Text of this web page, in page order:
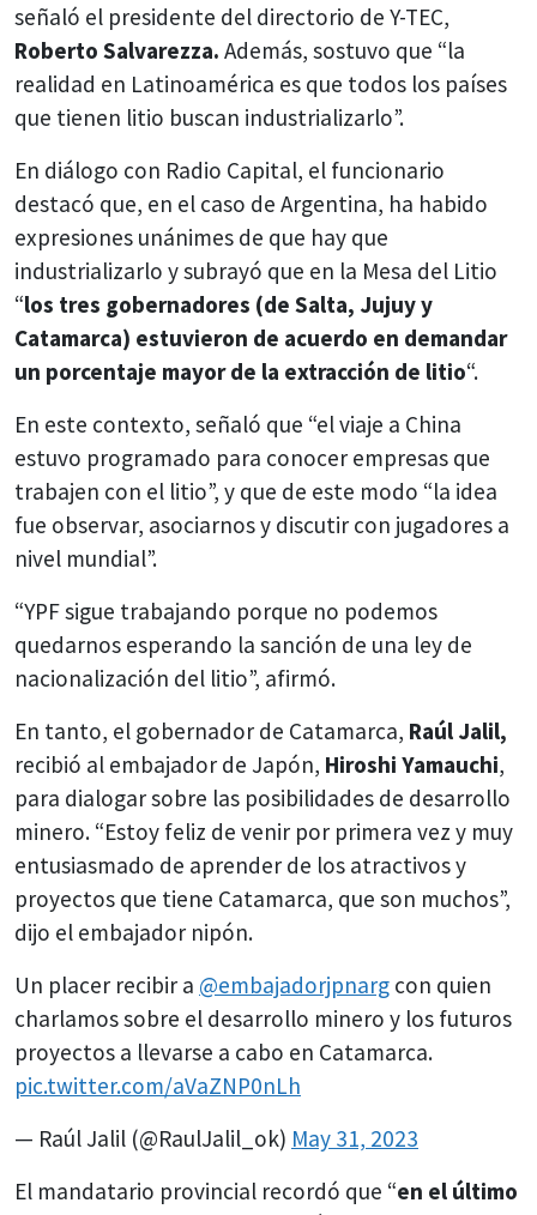
señaló el presidente del directorio de Y-TEC,
Roberto Salvarezza. Además, sostuvo que “la
realidad en Latinoamérica es que todos los países
que tienen litio buscan industrializarlo”.
En diálogo con Radio Capital, el funcionario
destacó que, en el caso de Argentina, ha habido
expresiones unánimes de que hay que
industrializarlo y subrayó que en la Mesa del Litio
“los tres gobernadores (de Salta, Jujuy y
Catamarca) estuvieron de acuerdo en demandar
un porcentaje mayor de la extracción de litio“.
En este contexto, señaló que “el viaje a China
estuvo programado para conocer empresas que
trabajen con el litio”, y que de este modo “la idea
fue observar, asociarnos y discutir con jugadores a
nivel mundial”.
“YPF sigue trabajando porque no podemos
quedarnos esperando la sanción de una ley de
nacionalización del litio”, afirmó.
En tanto, el gobernador de Catamarca, Raúl Jalil,
recibió al embajador de Japón, Hiroshi Yamauchi,
para dialogar sobre las posibilidades de desarrollo
minero. “Estoy feliz de venir por primera vez y muy
entusiasmado de aprender de los atractivos y
proyectos que tiene Catamarca, que son muchos”,
dijo el embajador nipón.
Un placer recibir a @embajadorjpnarg con quien
charlamos sobre el desarrollo minero y los futuros
proyectos a llevarse a cabo en Catamarca.
pic.twitter.com/aVaZNP0nLh
— Raúl Jalil (@RaulJalil_ok) May 31, 2023
El mandatario provincial recordó que “en el último